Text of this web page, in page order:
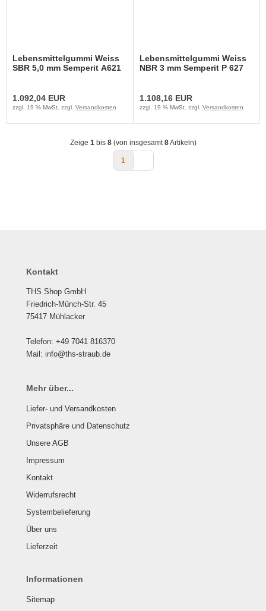
Lebensmittelgummi Weiss
SBR 5,0 mm Semperit A621
1.092,04 EUR
zzgl. 19 % MwSt. zzgl. Versandkosten
Lebensmittelgummi Weiss
NBR 3 mm Semperit P 627
1.108,16 EUR
zzgl. 19 % MwSt. zzgl. Versandkosten
Zeige 1bis 8(von insgesamt8Artikeln)
1
Kontakt
THS Shop GmbH
Friedrich-Münch-Str. 45
75417 Mühlacker
Telefon: +49 7041 816370
Mail: info@ths-straub.de
Mehr über...
Liefer- und Versandkosten
Privatsphäre und Datenschutz
Unsere AGB
Impressum
Kontakt
Widerrufsrecht
Systembelieferung
Über uns
Lieferzeit
Informationen
Sitemap